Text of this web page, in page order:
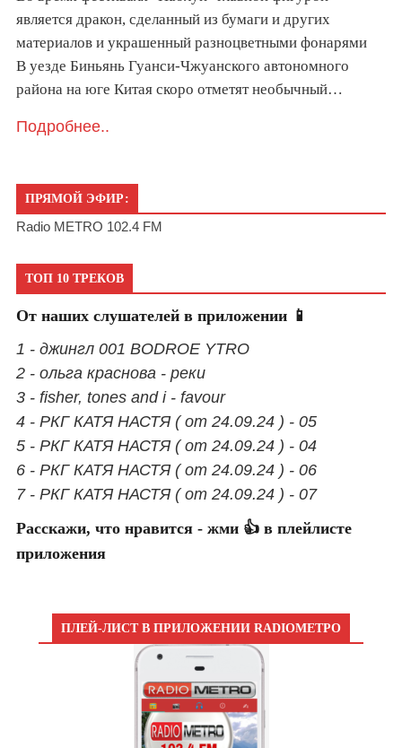
является дракон, сделанный из бумаги и других
материалов и украшенный разноцветными фонарями
В уезде Биньянь Гуанси-Чжуанского автономного
района на юге Китая скоро отметят необычный…
Подробнее..
ПРЯМОЙ ЭФИР:
Radio METRO 102.4 FM
ТОП 10 ТРЕКОВ
От наших слушателей в приложении 📱
1 - джингл 001 BODROE YTRO
2 - ольга краснова - реки
3 - fisher, tones and i - favour
4 - РКГ КАТЯ НАСТЯ ( от 24.09.24 ) - 05
5 - РКГ КАТЯ НАСТЯ ( от 24.09.24 ) - 04
6 - РКГ КАТЯ НАСТЯ ( от 24.09.24 ) - 06
7 - РКГ КАТЯ НАСТЯ ( от 24.09.24 ) - 07
Расскажи, что нравится - жми 👍 в плейлисте
приложения
ПЛЕЙ-ЛИСТ В ПРИЛОЖЕНИИ RADIOМЕТРО